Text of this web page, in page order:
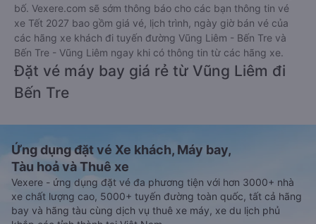
bố. Vexere.com sẽ sớm thông báo cho các bạn thông tin vé
xe Tết 2027 bao gồm giá vé, lịch trình, ngày giờ bán vé của
các hãng xe khách đi tuyến đường Vũng Liêm - Bến Tre và
Bến Tre - Vũng Liêm ngay khi có thông tin từ các hãng xe.
Đặt vé máy bay giá rẻ từ Vũng Liêm đi
Bến Tre
Ứng dụng đặt vé Xe khách, Máy bay,
Tàu hoả và Thuê xe
Vexere - ứng dụng đặt vé đa phương tiện với hơn 3000+ nhà
xe chất lượng cao, 5000+ tuyến đường toàn quốc, tất cả hãng
bay và hãng tàu cùng dịch vụ thuê xe máy, xe du lịch phủ